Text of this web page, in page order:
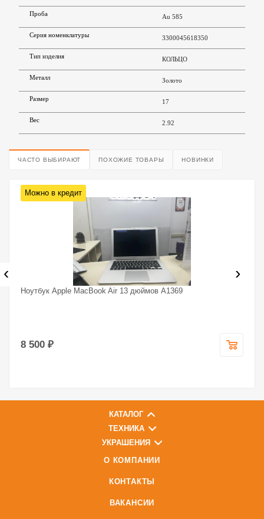
Проба Au 585
Серия номенклатуры 3300045618350
Тип изделия КОЛЬЦО
Металл Золото
Размер 17
Вес 2.92
ЧАСТО ВЫБИРАЮТ ПОХОЖИЕ ТОВАРЫ НОВИНКИ
Можно в кредит
Ноутбук Apple MacBook Air 13 дюймов A1369
8 500 ₽
‹ ›
КАТАЛОГ
ТЕХНИКА
УКРАШЕНИЯ
О КОМПАНИИ
КОНТАКТЫ
ВАКАНСИИ